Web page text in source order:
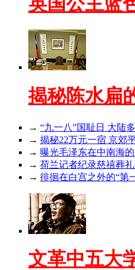
揭秘陈水扁
→ “九一八”国耻日 大陆
→ 揭秘22万元一宿 京郊
→ 曝光毛泽东在中南海
→ 荷兰记者纪录慈禧葬
→ 徘徊在白宫之外的“第
文革中五大